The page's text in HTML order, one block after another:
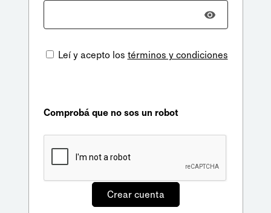
Leí y acepto los términos y condiciones
Comprobá que no sos un robot